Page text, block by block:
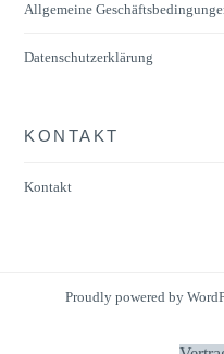
Allgemeine
Datenschutzerklärung
KONTAKT
Kontakt
Proudly powered by